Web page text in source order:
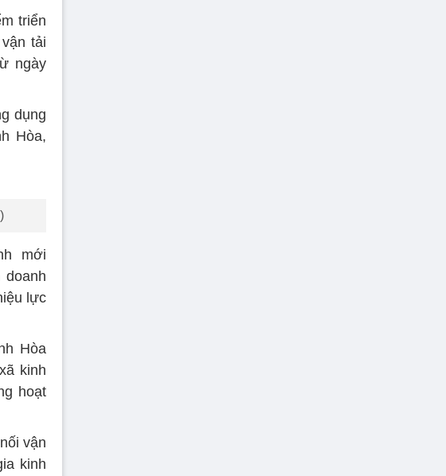
triển
tải
ngày
dụng
Hòa,
mới
doanh
lực
Hòa
kinh
hoạt
vận
kinh